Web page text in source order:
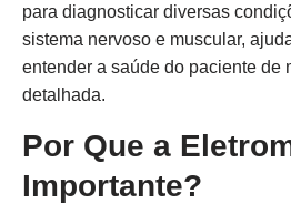
para diagnosticar diversas
sistema nervoso e muscular,
entender a saúde do paciente de
detalhada.
Por Que a
Importante?